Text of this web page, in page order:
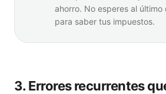
ahorro. No esperes al
para saber tus impuestos.
3. Errores recurrentes